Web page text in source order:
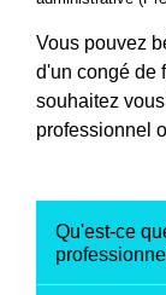
Vous pouvez
d'un congé de
souhaitez
professionnel
Qu'est-ce